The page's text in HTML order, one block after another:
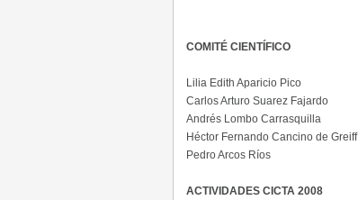
COMITÉ CIENTÍFICO
Lilia Edith Aparicio Pico
Carlos Arturo Suarez Fajardo
Andrés Lombo Carrasquilla
Héctor Fernando Cancino de Greiff
Pedro Arcos Ríos
ACTIVIDADES CICTA 2008